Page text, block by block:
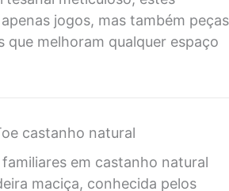
jogos, mas também peças
que melhoram qualquer espaço
castanho natural
em castanho natural
maciça, conhecida pelos